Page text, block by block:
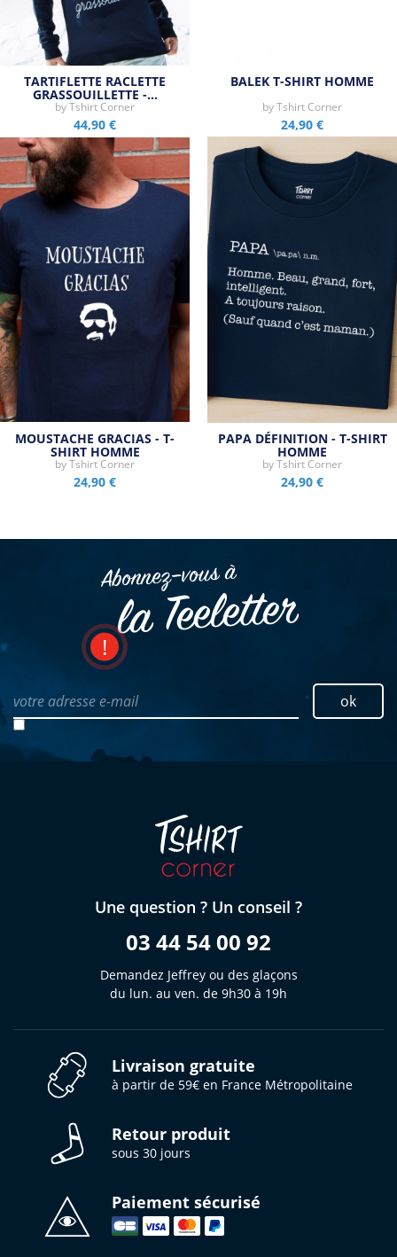
TARTIFLETTE RACLETTE
GRASSOUILLETTE -…
byTshirt Corner
44,90 €
BALEK T-SHIRT HOMME
byTshirt Corner
24,90 €
MOUSTACHE GRACIAS - T-
SHIRT HOMME
byTshirt Corner
24,90 €
PAPA DÉFINITION - T-SHIRT
HOMME
byTshirt Corner
24,90 €
Abonnez–vous à
la Teeletter
votre adresse e-mail ok
Une question ? Un conseil ?
03 44 54 00 92
Demandez Jeffrey ou des glaçons
du lun. au ven. de 9h30 à 19h
Livraison gratuite
à partir de 59€ en France Métropolitaine
Retour produit
sous 30 jours
Paiement sécurisé